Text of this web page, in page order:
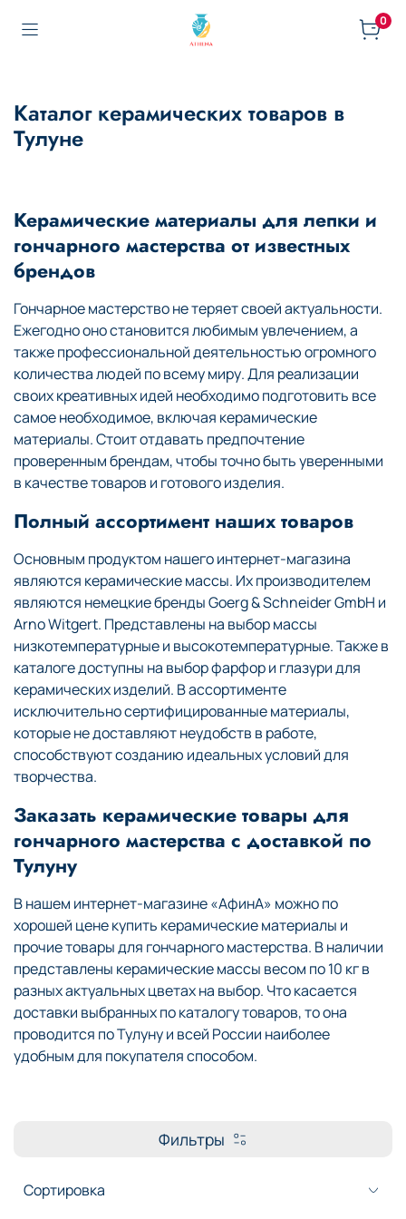
0
Каталог керамических товаров в
Тулуне
Керамические материалы для лепки и
гончарного мастерства от известных
брендов
Гончарное мастерство не теряет своей актуальности.
Ежегодно оно становится любимым увлечением, а
также профессиональной деятельностью огромного
количества людей по всему миру. Для реализации
своих креативных идей необходимо подготовить все
самое необходимое, включая керамические
материалы. Стоит отдавать предпочтение
проверенным брендам, чтобы точно быть уверенными
в качестве товаров и готового изделия.
Полный ассортимент наших товаров
Основным продуктом нашего интернет-магазина
являются керамические массы. Их производителем
являются немецкие бренды Goerg & Schneider GmbH и
Arno Witgert. Представлены на выбор массы
низкотемпературные и высокотемпературные. Также в
каталоге доступны на выбор фарфор и глазури для
керамических изделий. В ассортименте
исключительно сертифицированные материалы,
которые не доставляют неудобств в работе,
способствуют созданию идеальных условий для
творчества.
Заказать керамические товары для
гончарного мастерства с доставкой по
Тулуну
В нашем интернет-магазине «АфинА» можно по
хорошей цене купить керамические материалы и
прочие товары для гончарного мастерства. В наличии
представлены керамические массы весом по 10 кг в
разных актуальных цветах на выбор. Что касается
доставки выбранных по каталогу товаров, то она
проводится по Тулуну и всей России наиболее
удобным для покупателя способом.
Фильтры